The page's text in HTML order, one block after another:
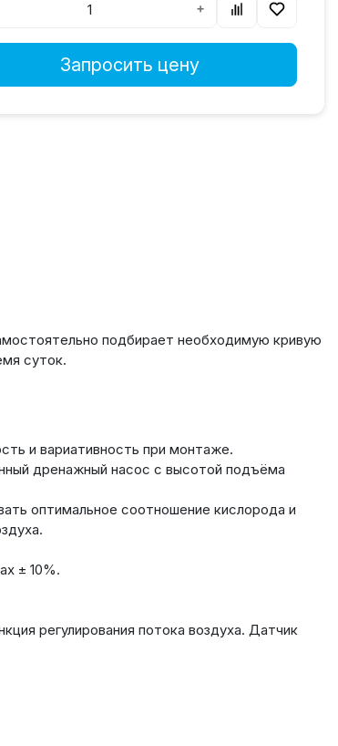
+
Запросить цену
подбирает необходимую кривую
суток.
и вариативность при монтаже.
дренажный насос с высотой подъёма
оптимальное соотношение кислорода и
± 10%.
регулирования потока воздуха. Датчик